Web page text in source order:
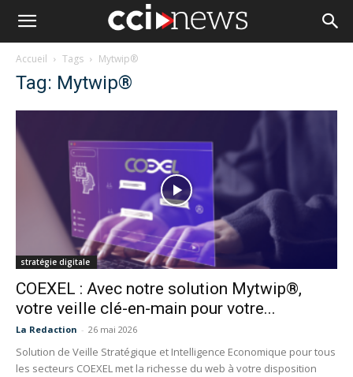
Accueil Tags Mytwip®
Tag: Mytwip®
stratégie digitale
COEXEL : Avec notre solution Mytwip®,
votre veille clé-en-main pour votre...
La Redaction - 26 mai 2026
Solution de Veille Stratégique et Intelligence Economique pour tous
les secteurs COEXEL met la richesse du web à votre disposition